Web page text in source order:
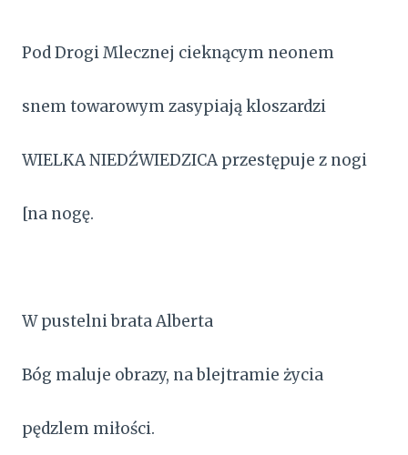
Pod Drogi Mlecznej cieknącym neonem
snem towarowym zasypiają kloszardzi
WIELKA NIEDŹWIEDZICA przestępuje z nogi
[na nogę.
W pustelni brata Alberta
Bóg maluje obrazy, na blejtramie życia
pędzlem miłości.